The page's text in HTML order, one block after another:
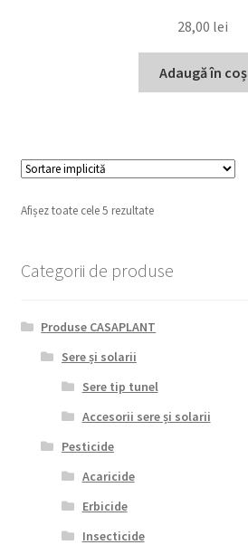
28,00 lei
Adaugă în coș
Afișez toate cele 5 rezultate
Categorii de produse
Produse CASAPLANT
Sere și solarii
Sere tip tunel
Accesorii sere și solarii
Pesticide
Acaricide
Erbicide
Insecticide